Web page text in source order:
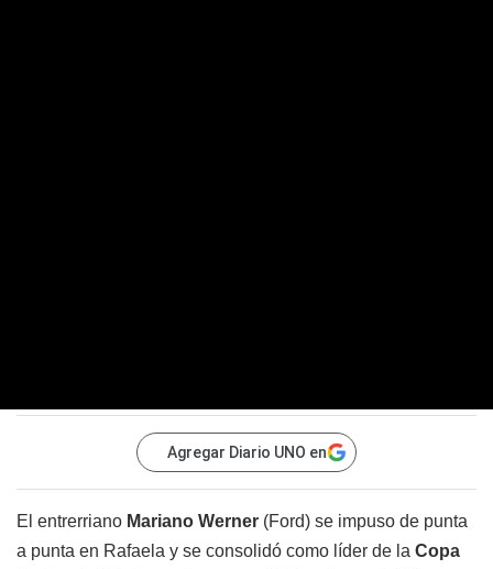
Agregar Diario UNO en
El entrerriano Mariano Werner (Ford) se impuso de punta
a punta en Rafaela y se consolidó como líder de la Copa